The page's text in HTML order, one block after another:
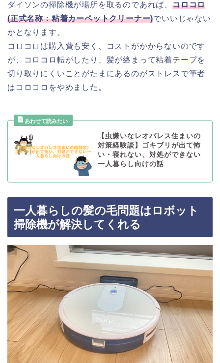
ダイソンの掃除機が場所を取るのであれば、 コロコロ
(正式名称：粘着カーペットクリーナー)でいいじゃない
かとなります。
コロコロは購入費も安く、コストがかからないのです
が、コロコロ転がしたり、髪が絡まって粘着テープを
切り取りにくいことがたまにあるのがストレスで筆者
はコロコロをやめました。
【虫嫌いなレオパレス住まいの
対策経験談】ゴキブリが出て怖
い・寝れない、対処ができない
一人暮らし向けの話
一人暮らしの髪の毛問題はロボット
掃除機が解決してくれる